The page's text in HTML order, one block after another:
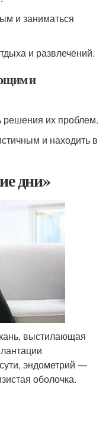
и заниматься
и развлечений.
и
их проблем.
и находить в
дни»
выстилающая
эндометрий —
оболочка.